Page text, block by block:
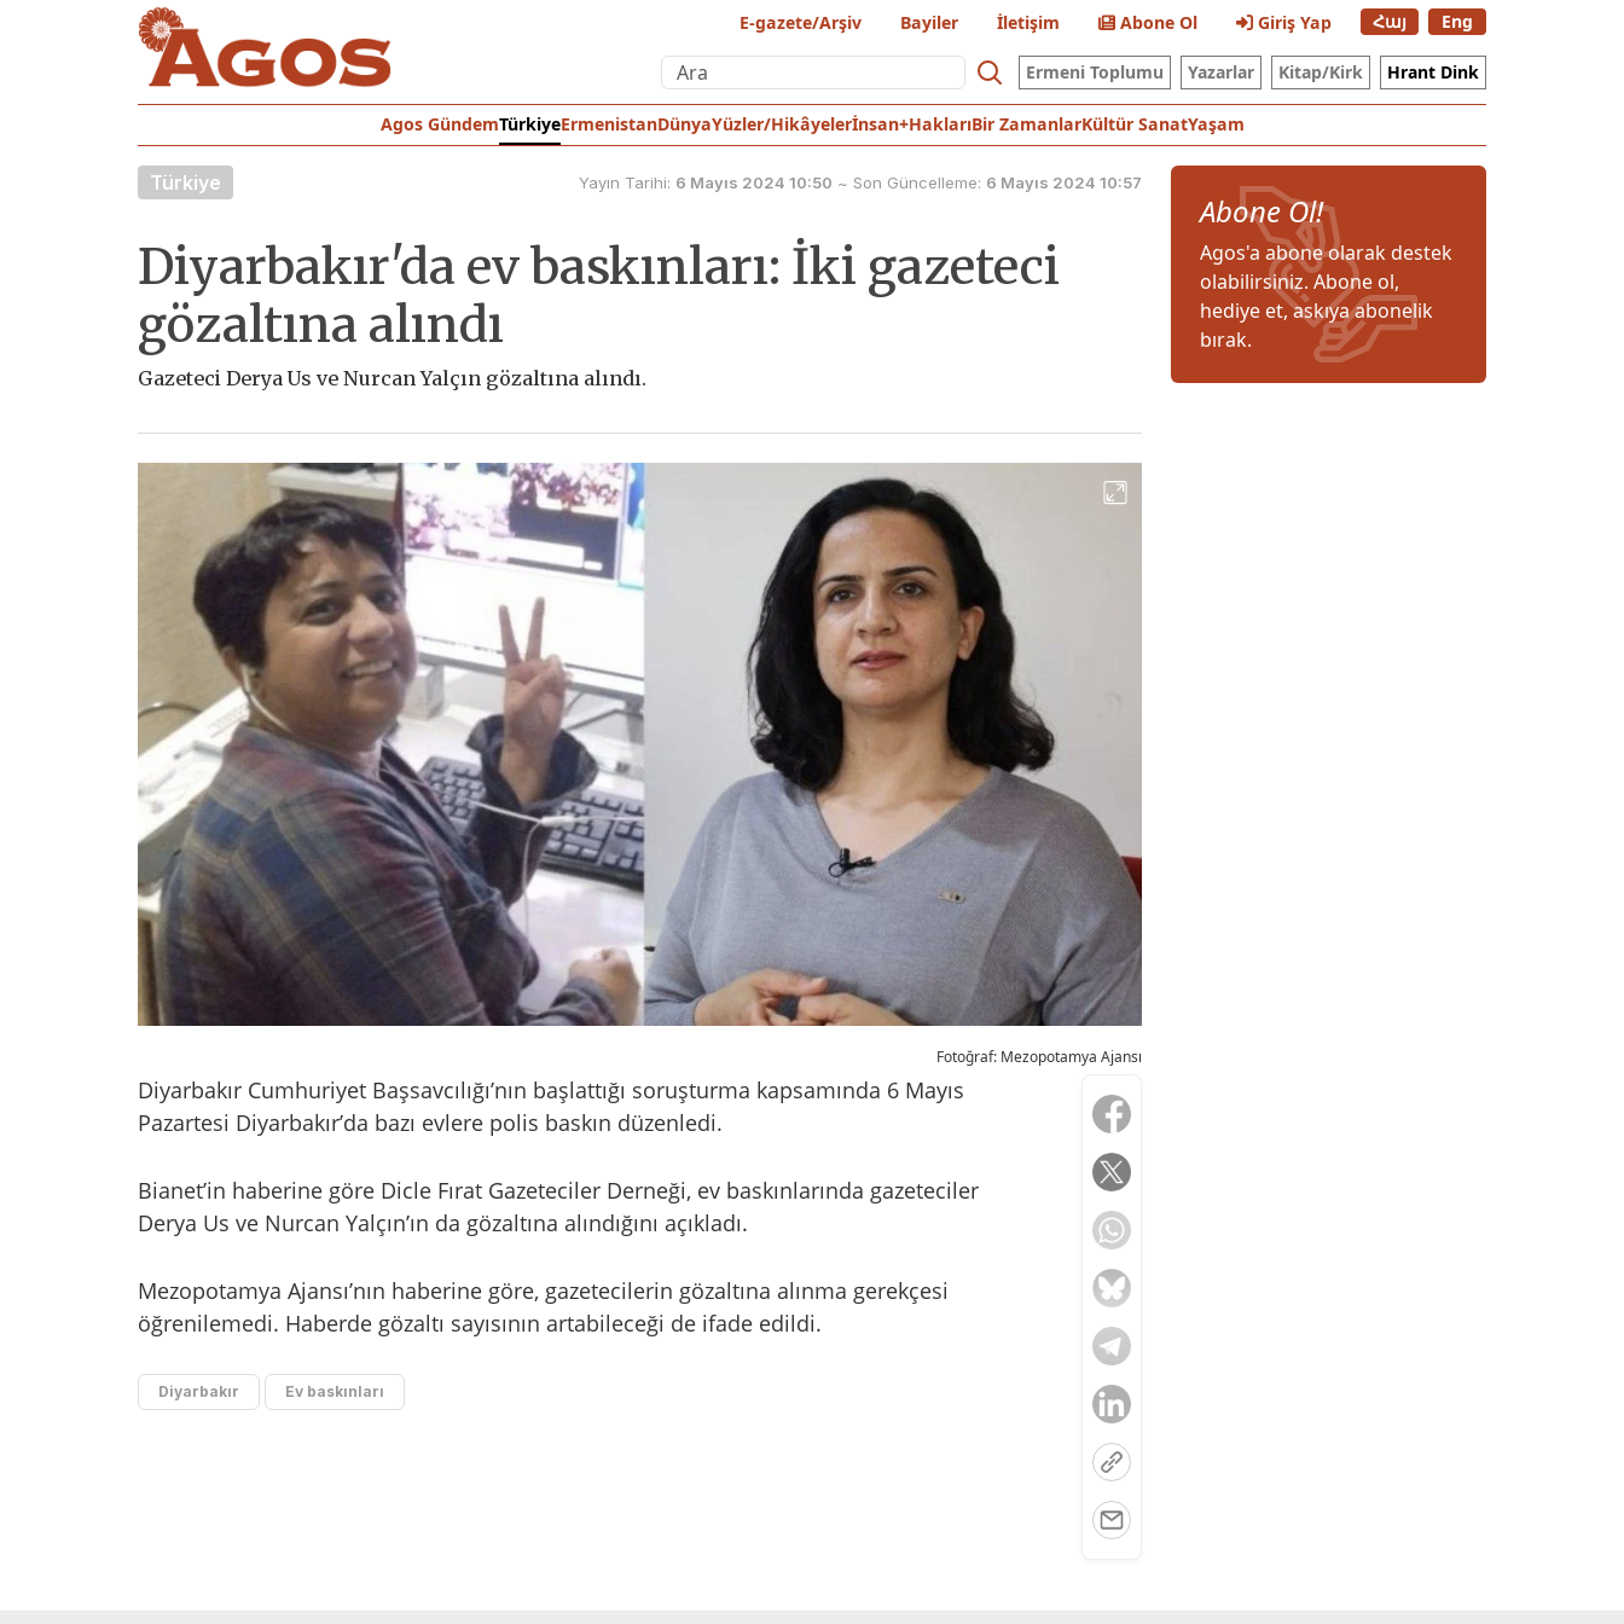
E-gazete/Arşiv Bayiler İletişim Abone Ol Giriş Yap Հայ Eng
Ermeni Toplumu Yazarlar Kitap/Kirk Hrant Dink
Agos GündemTürkiyeErmenistanDünyaYüzler/Hikâyelerİnsan+HaklarıBir ZamanlarKültür SanatYaşam
Türkiye Yayın Tarihi: 6 Mayıs 2024 10:50 ~ Son Güncelleme: 6 Mayıs 2024 10:57
Diyarbakır'da ev baskınları: İki gazeteci
gözaltına alındı
Gazeteci Derya Us ve Nurcan Yalçın gözaltına alındı.
Fotoğraf: Mezopotamya Ajansı
Diyarbakır Cumhuriyet Başsavcılığı’nın başlattığı soruşturma kapsamında 6 Mayıs
Pazartesi Diyarbakır’da bazı evlere polis baskın düzenledi.
Bianet’in haberine göre Dicle Fırat Gazeteciler Derneği, ev baskınlarında gazeteciler
Derya Us ve Nurcan Yalçın’ın da gözaltına alındığını açıkladı.
Mezopotamya Ajansı’nın haberine göre, gazetecilerin gözaltına alınma gerekçesi
öğrenilemedi. Haberde gözaltı sayısının artabileceği de ifade edildi.
Diyarbakır Ev baskınları
Abone Ol!
Agos'a abone olarak destek
olabilirsiniz. Abone ol,
hediye et, askıya abonelik
bırak.